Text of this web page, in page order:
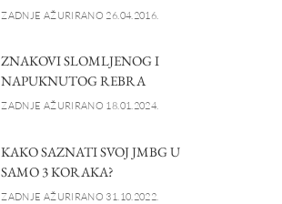
ZADNJE AŽURIRANO 26.04.2016.
ZNAKOVI SLOMLJENOG I
NAPUKNUTOG REBRA
ZADNJE AŽURIRANO 18.01.2024.
KAKO SAZNATI SVOJ JMBG U
SAMO 3 KORAKA?
ZADNJE AŽURIRANO 31.10.2022.